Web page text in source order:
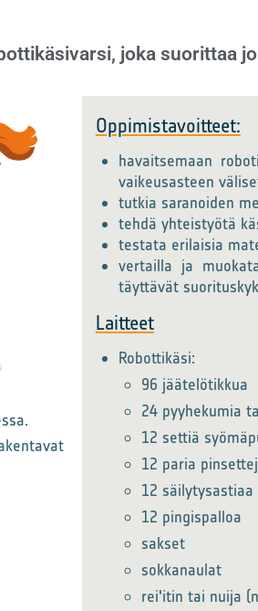
joka suorittaa
Oppimistavoitteet:
havaitsemaan
vaikeusasteen
tutkia saranoiden
tehdä yhteistyötä
testata erilaisia
vertailla ja
täyttävät
Laitteet
Robottikäsi:
96 jäätelötikkua
24 pyyhekumia
12 settiä
12 paria
12 säilytysastiaa
12 pingispalloa
sakset
sokkanaulat
rei'itin tai nuija